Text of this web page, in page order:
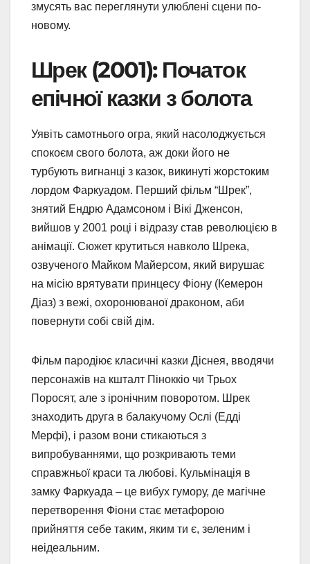
змусять вас переглянути улюблені сцени по-
новому.
Шрек (2001): Початок
епічної казки з болота
Уявіть самотнього огра, який насолоджується
спокоєм свого болота, аж доки його не
турбують вигнанці з казок, викинуті жорстоким
лордом Фаркуадом. Перший фільм “Шрек”,
знятий Ендрю Адамсоном і Вікі Дженсон,
вийшов у 2001 році і відразу став революцією в
анімації. Сюжет крутиться навколо Шрека,
озвученого Майком Майерсом, який вирушає
на місію врятувати принцесу Фіону (Кемерон
Діаз) з вежі, охоронюваної драконом, аби
повернути собі свій дім.
Фільм пародіює класичні казки Діснея, вводячи
персонажів на кшталт Піноккіо чи Трьох
Поросят, але з іронічним поворотом. Шрек
знаходить друга в балакучому Ослі (Едді
Мерфі), і разом вони стикаються з
випробуваннями, що розкривають теми
справжньої краси та любові. Кульмінація в
замку Фаркуада – це вибух гумору, де магічне
перетворення Фіони стає метафорою
прийняття себе таким, яким ти є, зеленим і
неідеальним.